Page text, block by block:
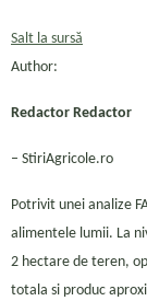
Salt la sursă
Author:
Redactor Redactor
– StiriAgricole.ro
Potrivit unei analize
alimentele lumii. La
2 hectare de teren,
totala si produc